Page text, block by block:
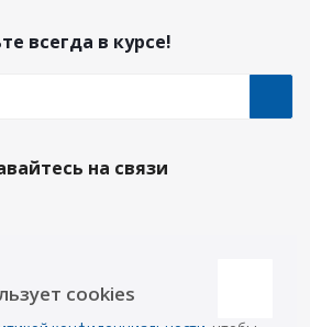
всегда в курсе!
на связи
cookies